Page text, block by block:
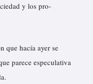
y los pro-
que hacía ayer se
parece especulativa